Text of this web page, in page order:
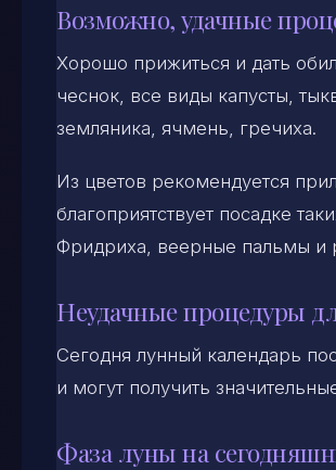
Возможно, удачные
Хорошо прижиться и дать
чеснок, все виды капусты,
земляника, ячмень, гречиха.
Из цветов рекомендуется
благоприятствует посадке
Фридриха, веерные пальмы и
Неудачные процедуры
Сегодня лунный календарь
и могут получить
Фаза луны на